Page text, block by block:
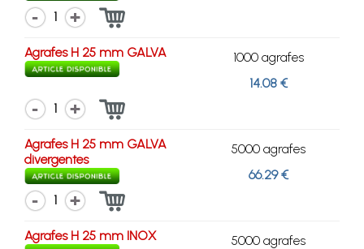
1
Agrafes H 25 mm GALVA
1000 agrafes
14.08 €
1
Agrafes H 25 mm GALVA
divergentes
5000 agrafes
66.29 €
1
Agrafes H 25 mm INOX
5000 agrafes